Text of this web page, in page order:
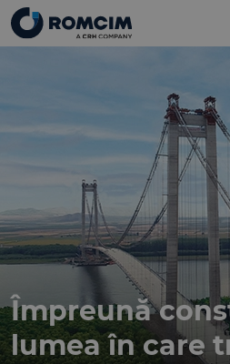
Împreună
lumea în care